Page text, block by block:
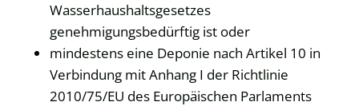
Wasserhaushaltsgesetzes
genehmigungsbedürftig ist oder
mindestens eine Deponie nach Artikel 10 in
Verbindung mit Anhang I der Richtlinie
2010/75/EU des Europäischen Parlaments